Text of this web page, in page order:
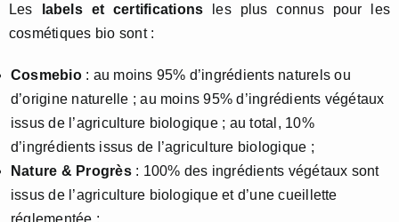
Les labels et certifications les plus connus pour les
cosmétiques bio sont :
Cosmebio: au moins 95% d’ingrédients naturels ou
d’origine naturelle ; au moins 95% d’ingrédients végétaux
issus de l’agriculture biologique ; au total, 10%
d’ingrédients issus de l’agriculture biologique ;
Nature & Progrès: 100% des ingrédients végétaux sont
issus de l’agriculture biologique et d’une cueillette